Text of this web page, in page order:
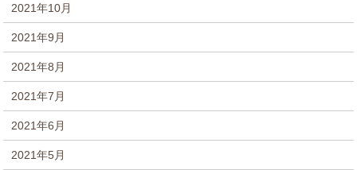
2021年10月
2021年9月
2021年8月
2021年7月
2021年6月
2021年5月